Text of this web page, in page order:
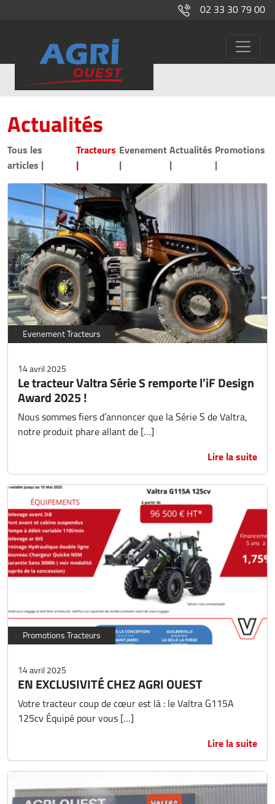
02 33 30 79 00
Tracteurs
Actualités
Tous les
articles |
Tracteurs
|
Evenement
|
Actualités
|
Promotions
|
Evenement Tracteurs
14 avril 2025
Le tracteur Valtra Série S remporte l’iF Design
Award 2025 !
Nous sommes fiers d’annoncer que la Série S de Valtra,
notre produit phare allant de […]
Lire la suite
Promotions Tracteurs
14 avril 2025
EN EXCLUSIVITÉ CHEZ AGRI OUEST
Votre tracteur coup de cœur est là : le Valtra G115A
125cv Équipé pour vous […]
Lire la suite